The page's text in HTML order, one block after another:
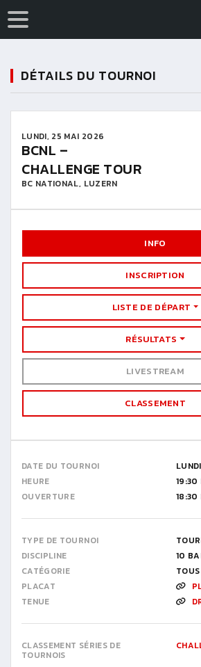
DÉTAILS DU TOURNOI
LUNDI, 25 MAI 2026
BCNL –
CHALLENGE TOUR
BC NATIONAL, LUZERN
INFO
INSCRIPTION
LISTE DE DÉPART
RÉSULTATS
LIVESTREAM
CLASSEMENT
DATE DU TOURNOI
HEURE
19:30
OUVERTURE
18:30
TYPE DE TOURNOI
DISCIPLINE
10
CATÉGORIE
TOUS
PLACAT
TENUE
CLASSEMENT SÉRIES DE
TOURNOIS